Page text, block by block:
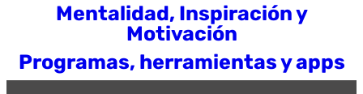
Mentalidad, Inspiración y
Motivación
Programas, herramientas y apps